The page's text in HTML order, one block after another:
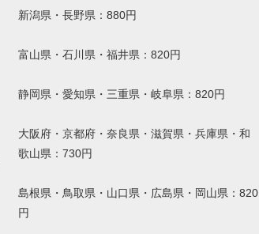
新潟県・長野県：880円
富山県・石川県・福井県：820円
静岡県・愛知県・三重県・岐阜県：820円
大阪府・京都府・奈良県・滋賀県・兵庫県・和
歌山県：730円
島根県・鳥取県・山口県・広島県・岡山県：820
円